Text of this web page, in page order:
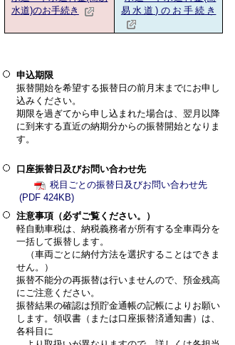
水道)のお手続き
易水道)のお手続き
申込期限
振替開始を希望する振替日の前月末までにお申し
込みください。
期限を過ぎてから申し込まれた場合は、翌月以降
に到来する直近の納期分からの振替開始となりま
す。
口座振替日及びお問い合わせ先
税目ごとの振替日及びお問い合わせ先
(PDF 424KB)
注意事項（必ずご覧ください。）
軽自動車税は、納税義務者が所有する全車両分を
一括して振替します。
（車両ごとに納付方法を選択することはできま
せん。）
振替不能分の再振替は行いませんので、預金残高
にご注意ください。
振替結果の確認は預貯金通帳の記帳によりお願い
します。領収書（または口座振替済通知書）は、
各科目に